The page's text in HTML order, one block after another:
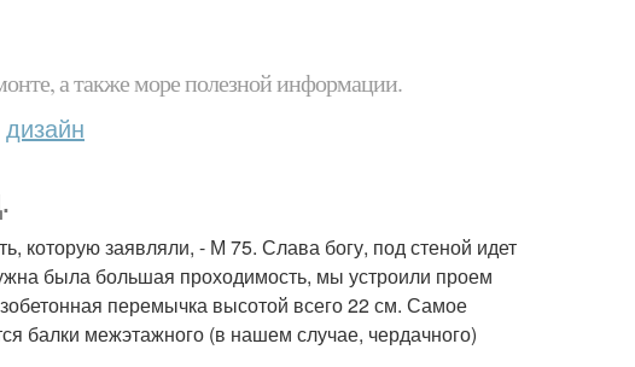
а также море полезной информации.
дизайн
которую заявляли, - М 75. Слава богу, под стеной идет
была большая проходимость, мы устроили проем
перемычка высотой всего 22 см. Самое
балки межэтажного (в нашем случае, чердачного)